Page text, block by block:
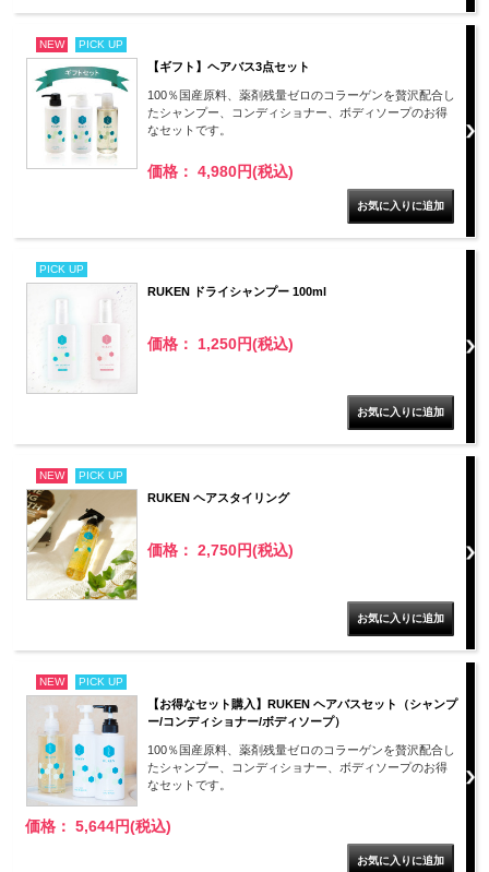
NEW PICK UP
【ギフト】ヘアバス3点セット
100％国産原料、薬剤残量ゼロのコラーゲンを贅沢配合し
たシャンプー、コンディショナー、ボディソープのお得
なセットです。
価格： 4,980円(税込)
PICK UP
RUKEN ドライシャンプー 100ml
価格： 1,250円(税込)
NEW PICK UP
RUKEN ヘアスタイリング
価格： 2,750円(税込)
NEW PICK UP
【お得なセット購入】RUKEN ヘアバスセット（シャンプ
ー/コンディショナー/ボディソープ）
100％国産原料、薬剤残量ゼロのコラーゲンを贅沢配合し
たシャンプー、コンディショナー、ボディソープのお得
なセットです。
価格： 5,644円(税込)